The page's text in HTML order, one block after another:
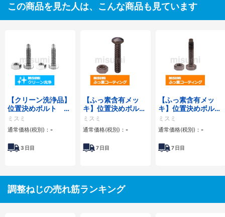
この商品を見た人は、こんな商品も見ています
【クリーン洗浄品】
位置決めボルト ね
じ先端Ｒタイプ
ミスミ
通常価格(税別)： -
3 日目
【ふっ素含有メッ
キ】位置決めボルト
頭部Rタイプ
ミスミ
通常価格(税別)： -
7日目
【ふっ素含有メッ
キ】位置決めボル
ト ねじ先端Ｒタイ
プ
ミスミ
通常価格(税別)： -
7日目
調整ねじの売れ筋ランキング